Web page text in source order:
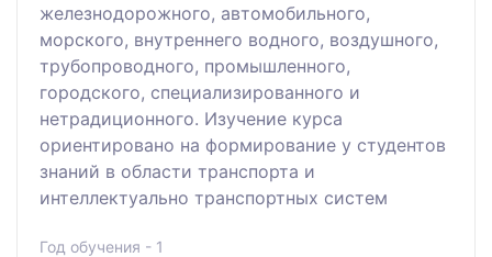
железнодорожного, автомобильного,
морского, внутреннего водного, воздушного,
трубопроводного, промышленного,
городского, специализированного и
нетрадиционного. Изучение курса
ориентировано на формирование у студентов
знаний в области транспорта и
интеллектуально транспортных систем
Год обучения - 1